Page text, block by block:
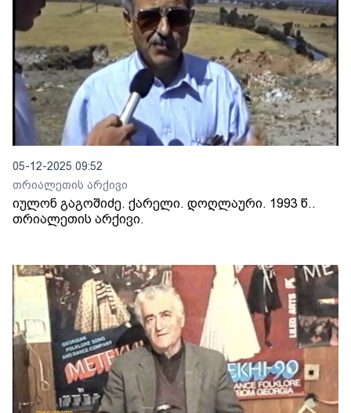
05-12-2025 09:52
თრიალეთის არქივი
იულონ გაგოშიძე. ქარელი. დოღლაური. 1993 წ..
თრიალეთის არქივი.